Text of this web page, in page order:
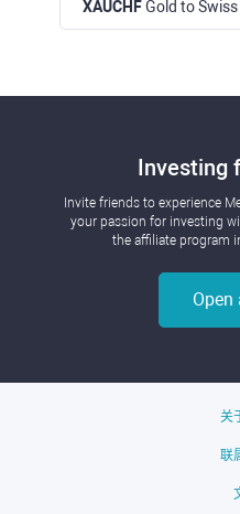
XAUCHFGold to
Investing
Invite friends to experience
your passion for investing
the affiliate program
Open
关
联